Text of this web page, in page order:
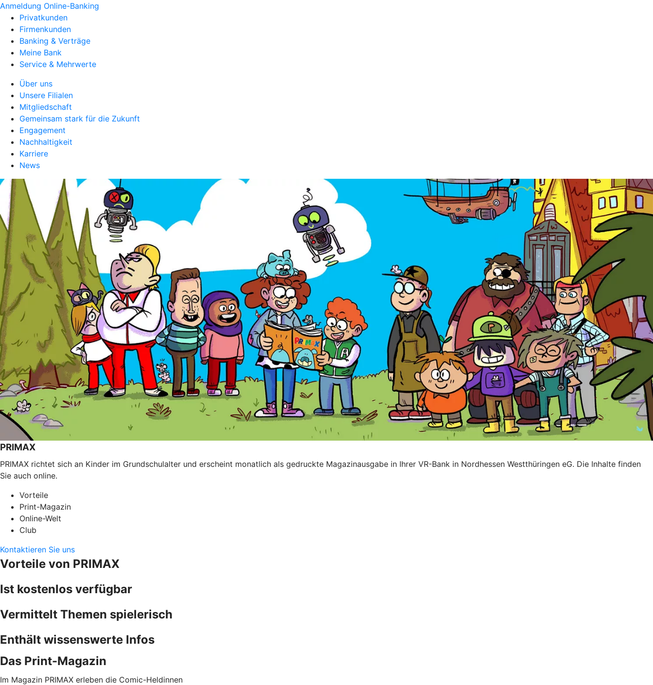
Anmeldung Online-Banking
Privatkunden
Firmenkunden
Banking & Verträge
Meine Bank
Service & Mehrwerte
Über uns
Unsere Filialen
Mitgliedschaft
Gemeinsam stark für die Zukunft
Engagement
Nachhaltigkeit
Karriere
News
PRIMAX
PRIMAX richtet sich an Kinder im Grundschulalter und erscheint monatlich als gedruckte Magazinausgabe in Ihrer VR-Bank in Nordhessen Westthüringen eG. Die Inhalte finden
Sie auch online.
Vorteile
Print-Magazin
Online-Welt
Club
Kontaktieren Sie uns
Vorteile von PRIMAX
Ist kostenlos verfügbar
Vermittelt Themen spielerisch
Enthält wissenswerte Infos
Das Print-Magazin
Im Magazin PRIMAX erleben die Comic-Heldinnen